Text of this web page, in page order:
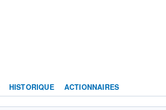
HISTORIQUE ACTIONNAIRES